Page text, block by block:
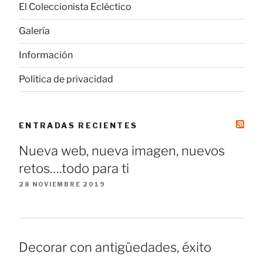
El Coleccionista Ecléctico
Galería
Información
Política de privacidad
ENTRADAS RECIENTES
Nueva web, nueva imagen, nuevos
retos….todo para ti
28 NOVIEMBRE 2019
Decorar con antigüedades, éxito